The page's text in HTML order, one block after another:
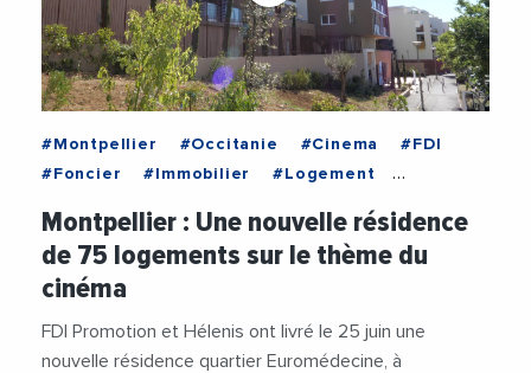
#Montpellier #Occitanie #Cinema
#FDI
#Foncier
#Immobilier
#Logement
#Videos
Montpellier : Une nouvelle résidence
de 75 logements sur le thème du
cinéma
FDI Promotion et Hélenis ont livré le 25 juin une
nouvelle résidence quartier Euromédecine, à